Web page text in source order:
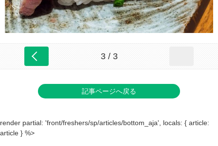
3 / 3
記事ページへ戻る
render partial: 'front/freshers/sp/articles/bottom_aja', locals: { article:
article } %>